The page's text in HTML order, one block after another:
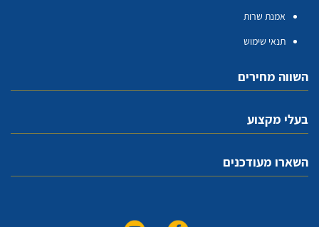
אמנת שרות
תנאי שימוש
השווה מחירים
בעלי מקצוע
השארו מעודכנים